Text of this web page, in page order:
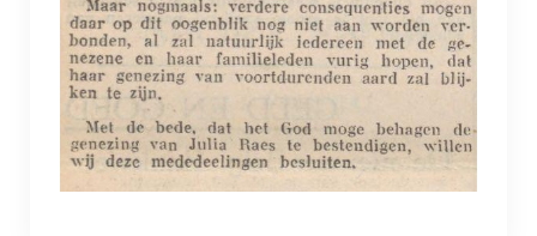
Inschrijfformulier
Webshop
Jaarboeken
Schinveld